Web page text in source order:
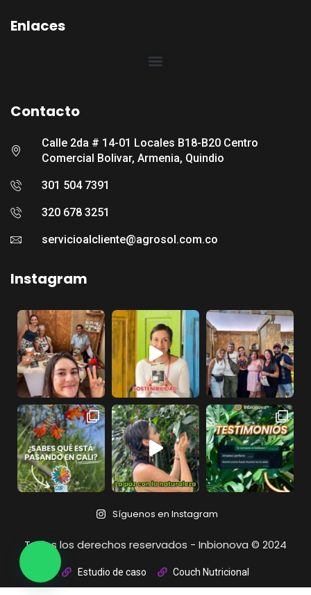
Enlaces
Contacto
Calle 2da # 14-01 Locales B18-B20 Centro
Comercial Bolivar, Armenia, Quindio
301 504 7391
320 678 3251
servicioalcliente@agrosol.com.co
Instagram
Síguenos en Instagram
Todos los derechos reservados - Inbionova © 2024
Estudio de caso Couch Nutricional